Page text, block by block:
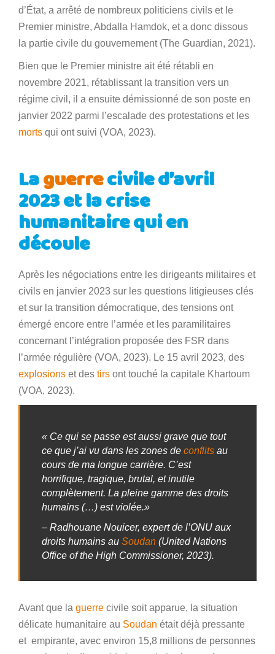
d’État, a arrêté de nombreux politiciens civils et le
Premier ministre, Abdalla Hamdok, et a donc dissous
la partie civile du gouvernement (The Guardian, 2021).
Bien que le Premier ministre ait été rétabli en
novembre 2021, rétablissant la transition vers un
régime civil, il a ensuite démissionné de son poste en
janvier 2022 parmi l’escalade des protestations et les
morts qui ont suivi (VOA, 2023).
Laguerrecivile d’avril
2023 et la crise
humanitaire qui en
découle
Après les négociations entre les dirigeants militaires et
civils en janvier 2023 sur les questions litigieuses clés
et sur la transition démocratique, des tensions ont
émergé encore entre l’armée et les paramilitaires
concernant l’intégration proposée des FSR dans
l’armée régulière (VOA, 2023). Le 15 avril 2023, des
explosions et des tirs ont touché la capitale Khartoum
(VOA, 2023).
« Ce qui se passe est aussi grave que tout
ce que j’ai vu dans les zones de conflits au
cours de ma longue carrière. C’est
horrifique, tragique, brutal, et inutile
complètement. La pleine gamme des droits
humains (…) est violée.»
– Radhouane Nouicer, expert de l’ONU aux
droits humains au Soudan (United Nations
Office of the High Commissioner, 2023).
Avant que la guerre civile soit apparue, la situation
délicate humanitaire au Soudan était déjà pressante
et empirante, avec environ 15,8 millions de personnes